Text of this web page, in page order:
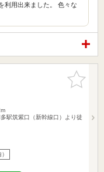
利用出来ました。 色々な
お気に入
りに追加
駅筑紫口（新幹線口）より徒